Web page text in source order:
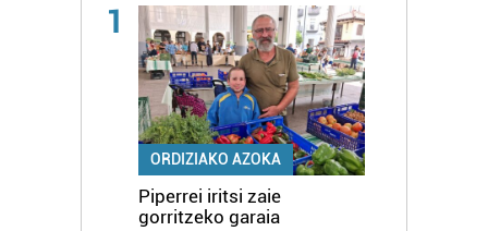
1
ORDIZIAKO AZOKA
Piperrei iritsi zaie
gorritzeko garaia